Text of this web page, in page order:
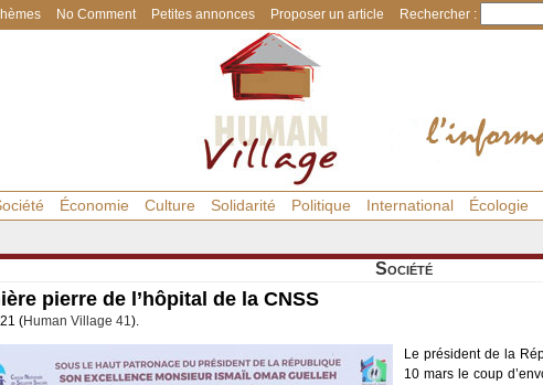
No Comment Petites annonces Proposer un article Rechercher :
Économie Culture Solidarité Politique International Écologie
Société
pierre de l’hôpital de la CNSS
(Human Village 41).
Le président de la
10 mars le coup